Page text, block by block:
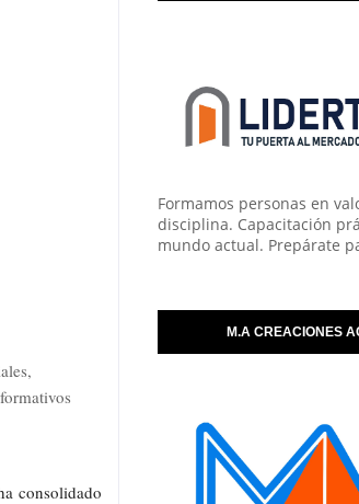
consolidado
Formamos personas en
disciplina. Capacitación
mundo actual. Prepárate
M.A CREACIONES